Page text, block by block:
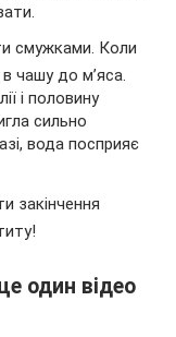
смужками. Коли
чашу до м’яса.
і половину
сильно
вода посприяє
закінчення
один відео